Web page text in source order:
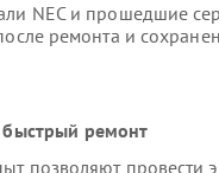
NEC и прошедшие
ремонта и
быстрый ремонт
позволяют провести